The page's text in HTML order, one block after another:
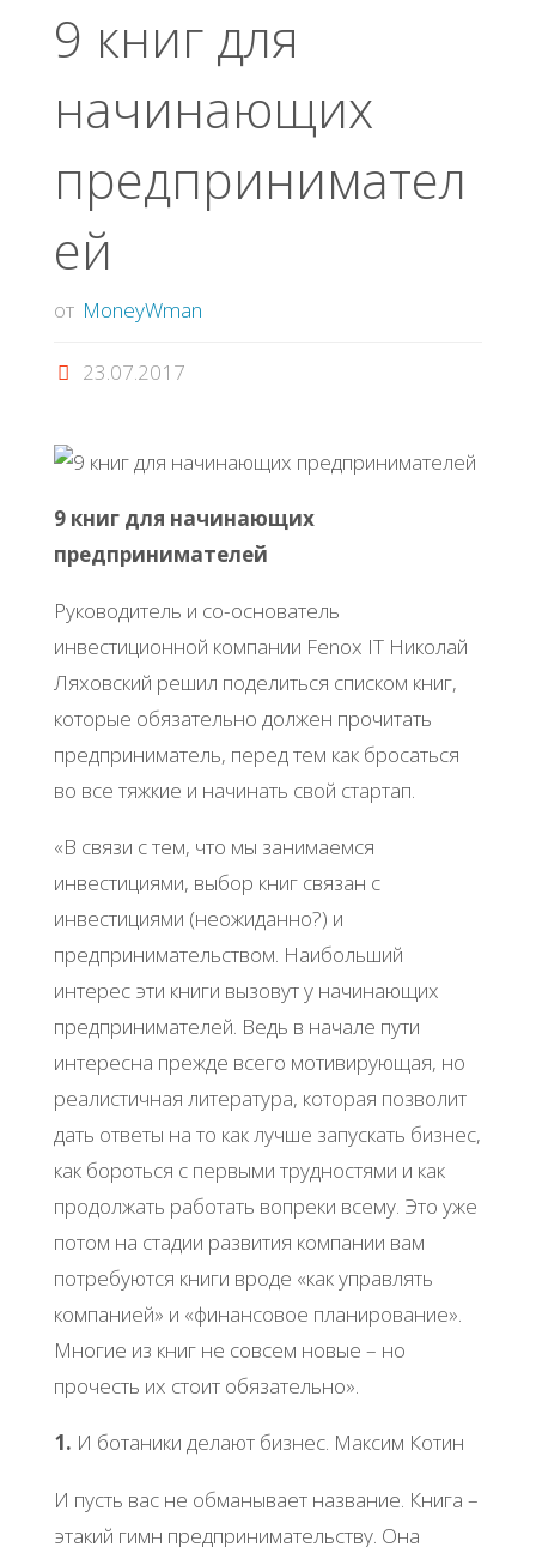
9 книг для
начинающих
предпринимател
ей
от MoneyWman
23.07.2017
9 книг для начинающих
предпринимателей
Руководитель и со-основатель
инвестиционной компании Fenox IT Николай
Ляховский решил поделиться списком книг,
которые обязательно должен прочитать
предприниматель, перед тем как бросаться
во все тяжкие и начинать свой стартап.
«В связи с тем, что мы занимаемся
инвестициями, выбор книг связан с
инвестициями (неожиданно?) и
предпринимательством. Наибольший
интерес эти книги вызовут у начинающих
предпринимателей. Ведь в начале пути
интересна прежде всего мотивирующая, но
реалистичная литература, которая позволит
дать ответы на то как лучше запускать бизнес,
как бороться с первыми трудностями и как
продолжать работать вопреки всему. Это уже
потом на стадии развития компании вам
потребуются книги вроде «как управлять
компанией» и «финансовое планирование».
Многие из книг не совсем новые – но
прочесть их стоит обязательно».
1. И ботаники делают бизнес. Максим Котин
И пусть вас не обманывает название. Книга –
этакий гимн предпринимательству. Она